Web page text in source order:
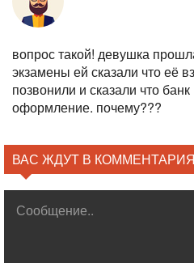
вопрос такой! девушка
экзамены ей сказали что её
позвонили и сказали что
оформление. почему???
ВАС ЖДУТ В